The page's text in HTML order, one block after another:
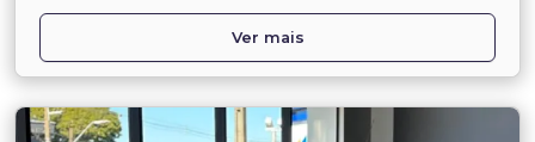
Ver mais